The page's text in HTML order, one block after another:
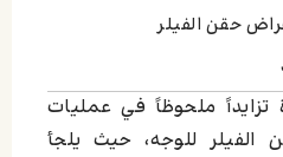
حقن الفيلر
ملحوظاً في عمليات
الفيلر للوجه، حيث يلجأ